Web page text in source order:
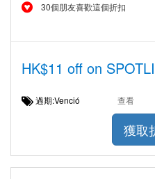
30個朋友喜歡這個折扣
HK$11 off on
過期:Venció 查看
獲取